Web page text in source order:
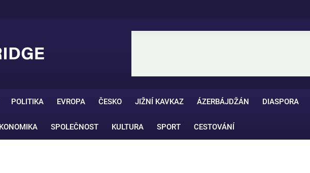
POLITIKA EVROPA ČESKO JIŽNÍ KAVKAZ ÁZERBÁJDŽÁN DIASPORA
SPOLEČNOST KULTURA SPORT CESTOVÁNÍ